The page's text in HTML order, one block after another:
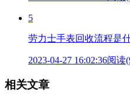
5
劳力士手表回收流程是
2023-04-27 16:02:36阅读
相关文章